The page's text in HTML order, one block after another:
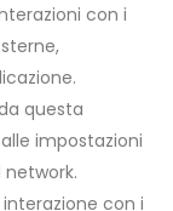
con i
questa
impostazioni
con i